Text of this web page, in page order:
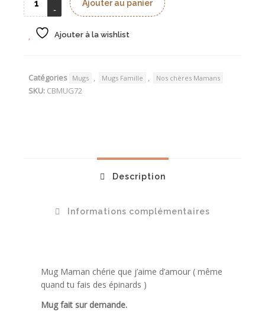
Ajouter au panier
Ajouter à la wishlist
Catégories Mugs , Mugs Famille , Nos chères Mamans
SKU: CBMUG72
Description
Informations complémentaires
Mug Maman chérie que j’aime d’amour ( même
quand tu fais des épinards )
Mug fait sur demande.